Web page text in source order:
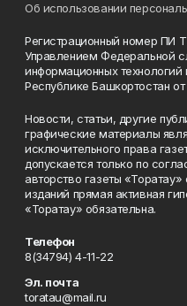
Об использовании
Регистрационный номер ПИ
Управлением Федеральной
информационных
Республике Башкортостан от
Новости, статьи, другие
графические материалы
исключительного права
допускается только по
авторство газеты
изданий прямая активная
«Торатау» обязательна.
Телефон
8(34794) 4-11-22
Эл. почта
toratau@mail.ru